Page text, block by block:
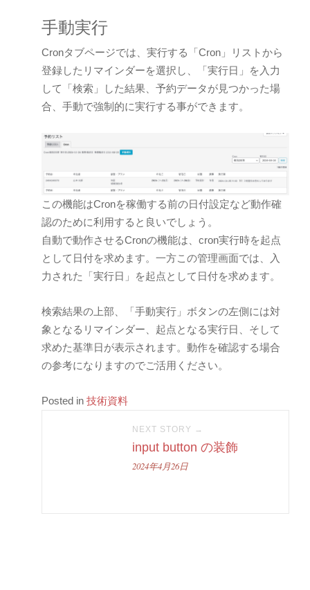
手動実行
Cronタブページでは、実行する「Cron」リストから
登録したリマインダーを選択し、「実行日」を入力
して「検索」した結果、予約データが見つかった場
合、手動で強制的に実行する事ができます。
この機能はCronを稼働する前の日付設定など動作確
認のために利用すると良いでしょう。
自動で動作させるCronの機能は、cron実行時を起点
として日付を求めます。一方この管理画面では、入
力された「実行日」を起点として日付を求めます。
検索結果の上部、「手動実行」ボタンの左側には対
象となるリマインダー、起点となる実行日、そして
求めた基準日が表示されます。動作を確認する場合
の参考になりますのでご活用ください。
Posted in 技術資料
NEXT STORY →
input button の装飾
2024年4月26日